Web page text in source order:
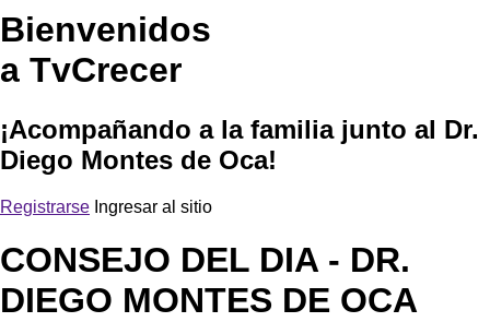
Bienvenidos
a TvCrecer
¡Acompañando a la familia junto al Dr.
Diego Montes de Oca!
Registrarse Ingresar al sitio
CONSEJO DEL DIA - DR.
DIEGO MONTES DE OCA